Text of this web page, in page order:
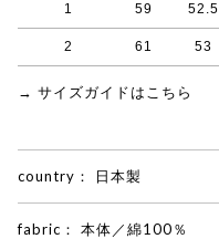
1 59 52.5
2 61 53
→ サイズガイドはこちら
country： 日本製
fabric：
本体／綿100％